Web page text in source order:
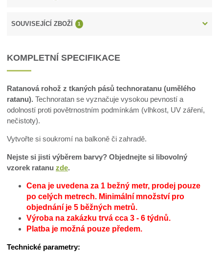
SOUVISEJÍCÍ ZBOŽÍ 1
KOMPLETNÍ SPECIFIKACE
Ratanová rohož z tkaných pásů technoratanu (umělého
ratanu). Technoratan se vyznačuje vysokou pevností a
odolností proti povětrnostním podmínkám (vlhkost, UV záření,
nečistoty).
Vytvořte si soukromí na balkoně či zahradě.
Nejste si jisti výběrem barvy? Objednejte si libovolný
vzorek ratanuzde.
Cena je uvedena za 1 bežný metr, prodej pouze
po celých metrech. Minimální množství pro
objednání je 5 běžných metrů.
Výroba na zakázku trvá cca 3 - 6 týdnů.
Platba je možná pouze předem.
Technické parametry: